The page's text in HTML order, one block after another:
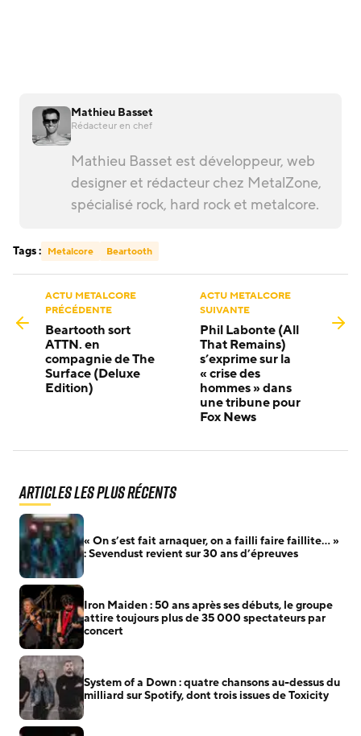
Mathieu Basset
Rédacteur en chef
Mathieu Basset est développeur, web
designer et rédacteur chez MetalZone,
spécialisé rock, hard rock et metalcore.
Tags : Metalcore Beartooth
ACTU METALCORE
PRÉCÉDENTE
Beartooth sort
ATTN. en
compagnie de The
Surface (Deluxe
Edition)
ACTU METALCORE
SUIVANTE
Phil Labonte (All
That Remains)
s’exprime sur la
« crise des
hommes » dans
une tribune pour
Fox News
Articles les plus récents
« On s’est fait arnaquer, on a failli faire faillite… »
: Sevendust revient sur 30 ans d’épreuves
Iron Maiden : 50 ans après ses débuts, le groupe
attire toujours plus de 35 000 spectateurs par
concert
System of a Down : quatre chansons au-dessus du
milliard sur Spotify, dont trois issues de Toxicity